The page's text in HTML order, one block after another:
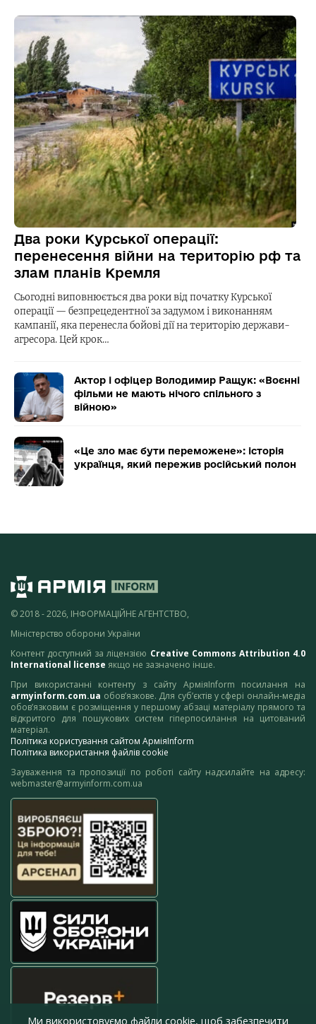
Два роки Курської операції:
перенесення війни на територію рф та
злам планів Кремля
Сьогодні виповнюється два роки від початку Курської
операції — безпрецедентної за задумом і виконанням
кампанії, яка перенесла бойові дії на територію держави-
агресора. Цей крок…
Актор і офіцер Володимир Ращук: «Воєнні
фільми не мають нічого спільного з
війною»
«Це зло має бути переможене»: історія
українця, який пережив російський полон
© 2018 - 2026, ІНФОРМАЦІЙНЕ АГЕНТСТВО,
Міністерство оборони України
Контент доступний за ліцензією Creative Commons Attribution 4.0
International license якщо не зазначено інше.
При використанні контенту з сайту АрміяInform посилання на
armyinform.com.ua обов’язкове. Для суб’єктів у сфері онлайн-медіа
обов’язковим є розміщення у першому абзаці матеріалу прямого та
відкритого для пошукових систем гіперпосилання на цитований
матеріал.
Політика користування сайтом АрміяInform
Політика використання файлів cookie
Зауваження та пропозиції по роботі сайту надсилайте на адресу:
webmaster@armyinform.com.ua
Ми використовуємо файли cookie, щоб забезпечити